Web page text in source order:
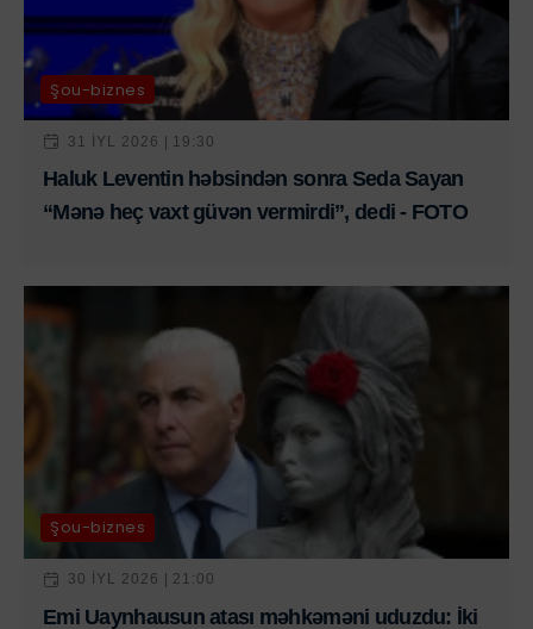
Şou-biznes
31 IYL 2026 | 19:30
Haluk Leventin həbsindən sonra Seda Sayan
“Mənə heç vaxt güvən vermirdi”, dedi - FOTO
Şou-biznes
30 IYL 2026 | 21:00
Emi Uaynhausun atası məhkəməni uduzdu: İki